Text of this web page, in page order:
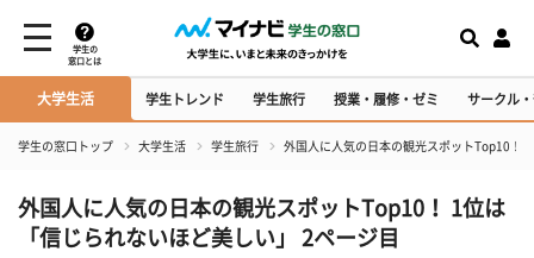
学生の
窓口とは
大学生活 学生トレンド 学生旅行 授業・履修・ゼミ サークル
学生の窓口トップ 大学生活 学生旅行 外国人に人気の日本の観光スポットTop10！
外国人に人気の日本の観光スポットTop10！ 1位は
「信じられないほど美しい」 2ページ目